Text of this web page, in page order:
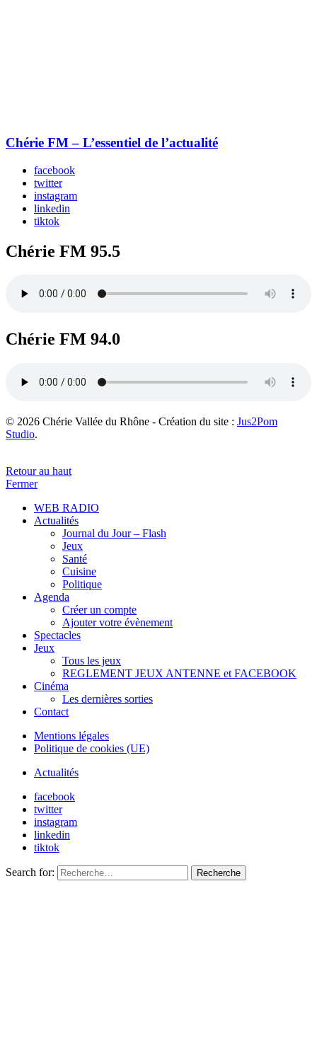
Chérie FM – L’essentiel de l’actualité
facebook
twitter
instagram
linkedin
tiktok
Chérie FM 95.5
Chérie FM 94.0
© 2026 Chérie Vallée du Rhône - Création du site : Jus2Pom
Studio.
Retour au haut
Fermer
WEB RADIO
Actualités
Journal du Jour – Flash
Jeux
Santé
Cuisine
Politique
Agenda
Créer un compte
Ajouter votre évènement
Spectacles
Jeux
Tous les jeux
REGLEMENT JEUX ANTENNE et FACEBOOK
Cinéma
Les dernières sorties
Contact
Mentions légales
Politique de cookies (UE)
Actualités
facebook
twitter
instagram
linkedin
tiktok
Search for: Recherche